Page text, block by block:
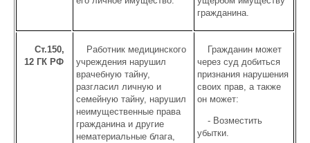
гражданина.
Ст.150,
12 ГК РФ
Работник медицинского
учреждения нарушил
врачебную тайну,
разгласил личную и
семейную тайну, нарушил
неимущественные права
гражданина и другие
нематериальные блага,
Гражданин может
через суд добиться
признания нарушения
своих прав, а также
он может:
- Возместить
убытки.